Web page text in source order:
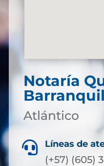
Notaría
Atlántico
 Líneas de
(+57) (605)